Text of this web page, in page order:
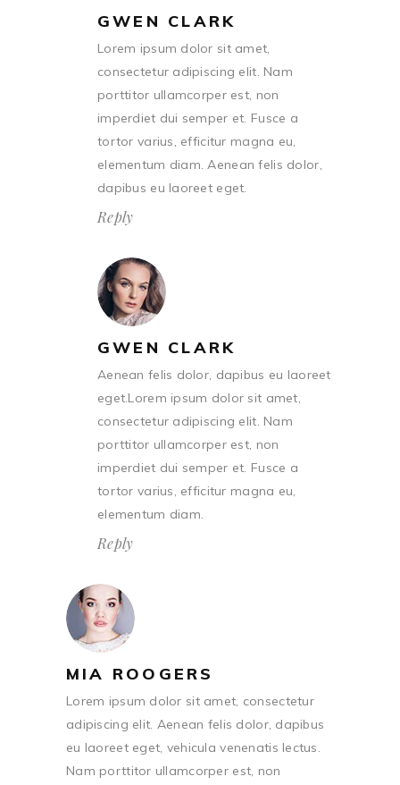
GWEN CLARK
Lorem ipsum dolor sit amet,
consectetur adipiscing elit. Nam
porttitor ullamcorper est, non
imperdiet dui semper et. Fusce a
tortor varius, efficitur magna eu,
elementum diam. Aenean felis dolor,
dapibus eu laoreet eget.
Reply
GWEN CLARK
Aenean felis dolor, dapibus eu laoreet
eget.Lorem ipsum dolor sit amet,
consectetur adipiscing elit. Nam
porttitor ullamcorper est, non
imperdiet dui semper et. Fusce a
tortor varius, efficitur magna eu,
elementum diam.
Reply
MIA ROOGERS
Lorem ipsum dolor sit amet, consectetur
adipiscing elit. Aenean felis dolor, dapibus
eu laoreet eget, vehicula venenatis lectus.
Nam porttitor ullamcorper est, non